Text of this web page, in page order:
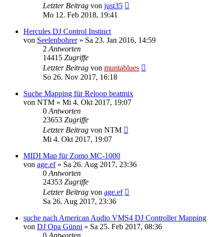
Letzter Beitrag von just35
Mo 12. Feb 2018, 19:41
Hercules DJ Control Instinct
von Seelenbohrer» Sa 23. Jan 2016, 14:59
2 Antworten
14415 Zugriffe
Letzter Beitrag von muntablues
So 26. Nov 2017, 16:18
Suche Mapping für Reloop beatmix
von NTM » Mi 4. Okt 2017, 19:07
0 Antworten
23653 Zugriffe
Letzter Beitrag von NTM
Mi 4. Okt 2017, 19:07
MIDI Map für Zomo MC-1000
von age.ef» Sa 26. Aug 2017, 23:36
0 Antworten
24353 Zugriffe
Letzter Beitrag von age.ef
Sa 26. Aug 2017, 23:36
suche nach American Audio VMS4 DJ Controller Mapping
von DJ Opa Günni » Sa 25. Feb 2017, 08:36
0 Antworten